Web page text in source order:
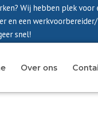
Wij hebben plek
en een
snel!
Over ons